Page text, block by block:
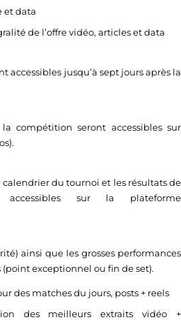
et data
de l’offre vidéo, articles et data
accessibles jusqu’à sept jours après la
compétition seront accessibles sur
calendrier du tournoi et les résultats de
sur la plateforme
ainsi que les grosses performances
exceptionnel ou fin de set).
des matches du jours, posts + reels
des meilleurs extraits vidéo +